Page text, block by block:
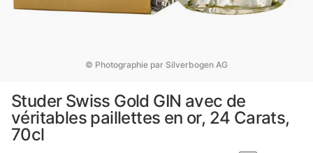
© Photographie par Silverbogen AG
Studer Swiss Gold GIN avec de
véritables paillettes en or, 24 Carats,
70cl